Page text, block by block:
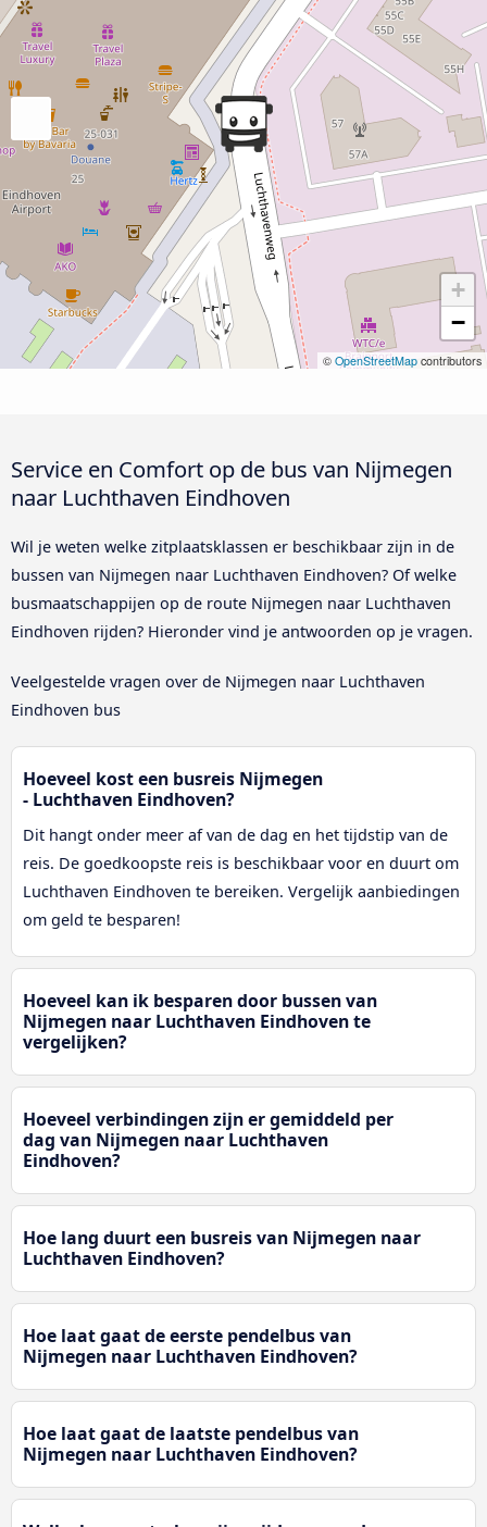
+
−
© OpenStreetMap contributors
Service en Comfort op de bus van Nijmegen
naar Luchthaven Eindhoven
Wil je weten welke zitplaatsklassen er beschikbaar zijn in de
bussen van Nijmegen naar Luchthaven Eindhoven? Of welke
busmaatschappijen op de route Nijmegen naar Luchthaven
Eindhoven rijden? Hieronder vind je antwoorden op je vragen.
Veelgestelde vragen over de Nijmegen naar Luchthaven
Eindhoven bus
Hoeveel kost een busreis Nijmegen
- Luchthaven Eindhoven?
Dit hangt onder meer af van de dag en het tijdstip van de
reis. De goedkoopste reis is beschikbaar voor en duurt om
Luchthaven Eindhoven te bereiken. Vergelijk aanbiedingen
om geld te besparen!
Hoeveel kan ik besparen door bussen van
Nijmegen naar Luchthaven Eindhoven te
vergelijken?
Hoeveel verbindingen zijn er gemiddeld per
dag van Nijmegen naar Luchthaven
Eindhoven?
Hoe lang duurt een busreis van Nijmegen naar
Luchthaven Eindhoven?
Hoe laat gaat de eerste pendelbus van
Nijmegen naar Luchthaven Eindhoven?
Hoe laat gaat de laatste pendelbus van
Nijmegen naar Luchthaven Eindhoven?